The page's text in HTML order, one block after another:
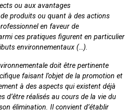
ou aux avantages
produits ou quant à des actions
en faveur de
ces pratiques figurent en particulier
environnementaux (…).
doit être pertinente
faisant l’objet de la promotion et
à des aspects qui existent déjà
d’être réalisés au cours de la vie du
élimination. Il convient d’établir